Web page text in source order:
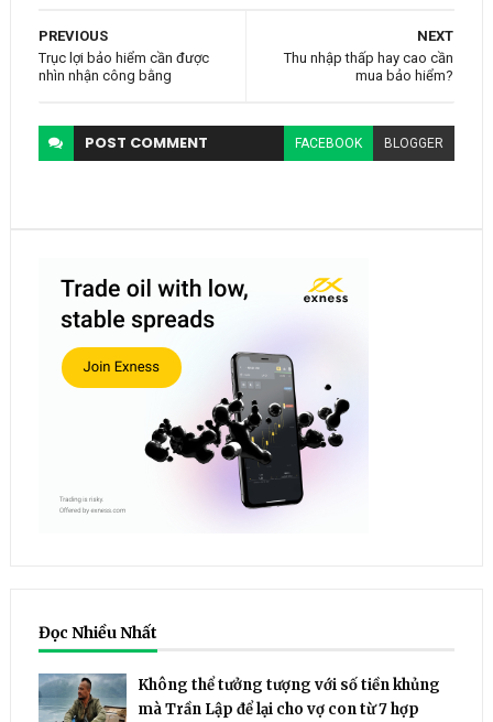
NEXT
Thu nhập thấp hay cao cần
mua bảo hiểm?
PREVIOUS
Trục lợi bảo hiểm cần được
nhìn nhận công bằng
POST COMMENT FACEBOOK BLOGGER
Đọc Nhiều Nhất
Không thể tưởng tượng với số tiền khủng
mà Trần Lập để lại cho vợ con từ 7 hợp